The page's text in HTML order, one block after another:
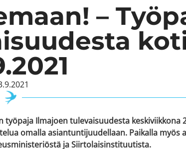
–
Ilmajoen tulevaisuudesta keskiviikkona
omalla asiantuntijuudellaan. Paikalla myös
ja Siirtolaisinstituutista.